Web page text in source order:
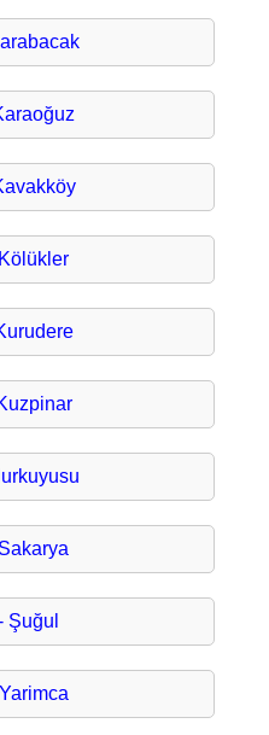
Şuğul